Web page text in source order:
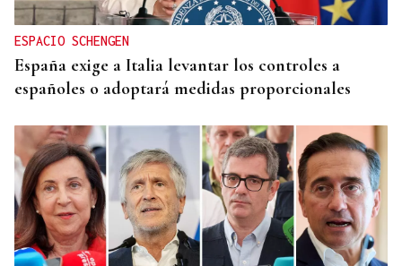
ESPACIO SCHENGEN
España exige a Italia levantar los controles a
españoles o adoptará medidas proporcionales